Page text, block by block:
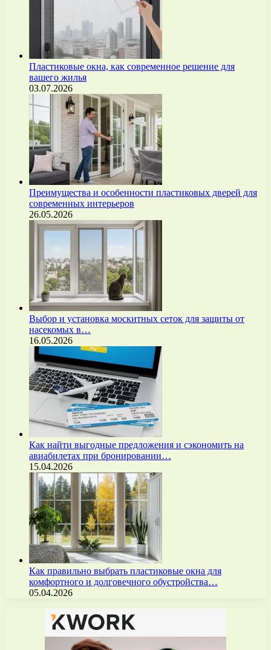
Пластиковые окна, как современное решение для
вашего жилья
03.07.2026
Преимущества и особенности пластиковых дверей для
современных интерьеров
26.05.2026
Выбор и установка москитных сеток для защиты от
насекомых в…
16.05.2026
Как найти выгодные предложения и сэкономить на
авиабилетах при бронировании…
15.04.2026
Как правильно выбрать пластиковые окна для
комфортного и долговечного обустройства…
05.04.2026